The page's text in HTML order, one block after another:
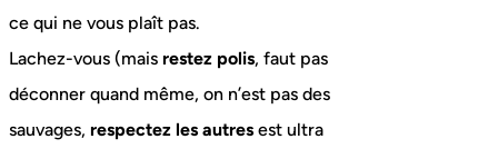
ce qui ne vous plaît pas.
Lachez-vous (mais restez polis, faut pas
déconner quand même, on n’est pas des
sauvages, respectez les autres est ultra